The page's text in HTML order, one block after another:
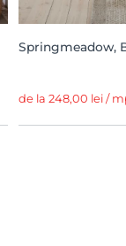
Springmeadow,
de la 248,00 lei /